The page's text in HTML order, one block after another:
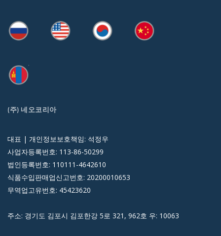
(주) 네오코리아
대표 | 개인정보보호책임: 석정우
사업자등록번호: 113-86-50299
법인등록번호: 110111-4642610
식품수입판매업신고번호: 20200010653
무역업고유번호: 45423620
주소: 경기도 김포시 김포한강 5로 321, 962호 우: 10063